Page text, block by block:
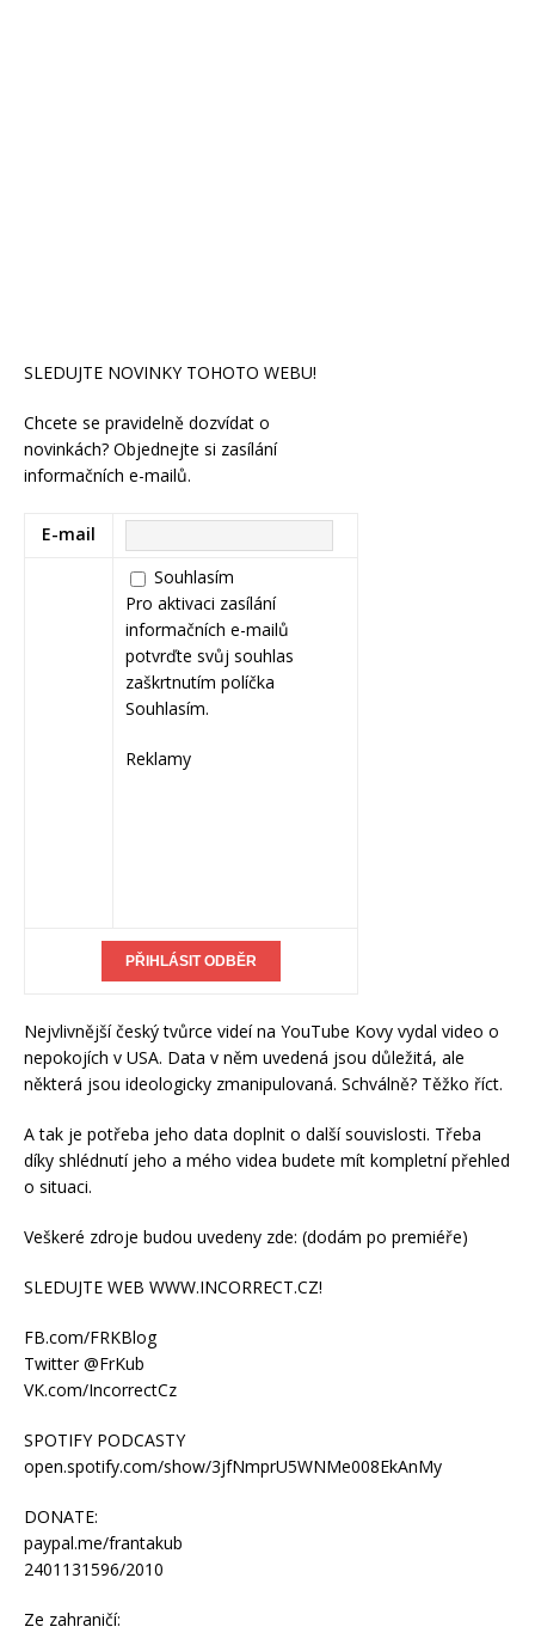
SLEDUJTE NOVINKY TOHOTO WEBU!
Chcete se pravidelně dozvídat o
novinkách? Objednejte si zasílání
informačních e-mailů.
E-mail
Souhlasím
Pro aktivaci zasílání
informačních e-mailů
potvrďte svůj souhlas
zaškrtnutím políčka
Souhlasím.
Reklamy
Nejvlivnější český tvůrce videí na YouTube Kovy vydal video o
nepokojích v USA. Data v něm uvedená jsou důležitá, ale
některá jsou ideologicky zmanipulovaná. Schválně? Těžko říct.
A tak je potřeba jeho data doplnit o další souvislosti. Třeba
díky shlédnutí jeho a mého videa budete mít kompletní přehled
o situaci.
Veškeré zdroje budou uvedeny zde: (dodám po premiéře)
SLEDUJTE WEB WWW.INCORRECT.CZ!
FB.com/FRKBlog
Twitter @FrKub
VK.com/IncorrectCz
SPOTIFY PODCASTY
open.spotify.com/show/3jfNmprU5WNMe008EkAnMy
DONATE:
paypal.me/frantakub
2401131596/2010
Ze zahraničí: